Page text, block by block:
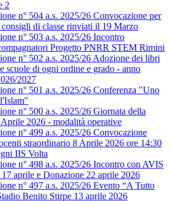
2
n° 504 a.s. 2025/26 Convocazione per
di classe rinviati il 19 Marzo
n° 503 a.s. 2025/26 Incontro
Progetto PNRR STEM Rimini
n° 502 a.s. 2025/26 Adozione dei libri
scuole di ogni ordine e grado - anno
2027
n° 501 a.s. 2025/26 Conferenza "Uno
n° 500 a.s. 2025/26 Giornata della
2026 - modalità operative
n° 499 a.s. 2025/26 Convocazione
straordinario 8 Aprile 2026 ore 14:30
IIS Volta
n° 498 a.s. 2025/26 Incontro con AVIS
aprile e Donazione 22 aprile 2026
n° 497 a.s. 2025/26 Evento “A Tutto
Benito Stirpe 13 aprile 2026